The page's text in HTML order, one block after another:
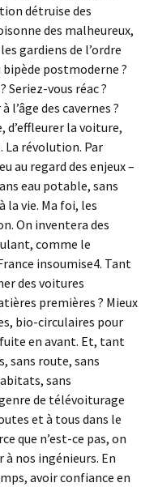
détruise des
des malheureux,
gardiens de l’ordre
postmoderne ?
Seriez-vous réac ?
l’âge des cavernes ?
d’effleurer la voiture,
La révolution. Par
au regard des enjeux –
eau potable, sans
la vie. Ma foi, les
On inventera des
comme le
insoumise4. Tant
des voitures
premières ? Mieux
bio-circulaires pour
en avant. Et, tant
sans route, sans
sans
de télévoiturage
et à tous dans le
que n’est-ce pas, on
à nos ingénieurs. En
avoir confiance en